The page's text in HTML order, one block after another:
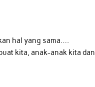
hal yang sama….
kita, anak-anak kita dan